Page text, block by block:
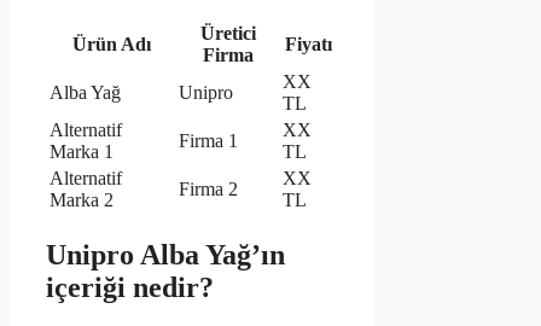
Ürün Adı
Üretici
Firma
Fiyatı
Alba Yağ Unipro
XX
TL
Alternatif
Marka 1
Firma 1
XX
TL
Alternatif
Marka 2
Firma 2
XX
TL
Unipro Alba Yağ’ın
içeriği nedir?